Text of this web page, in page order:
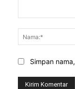
Simpan